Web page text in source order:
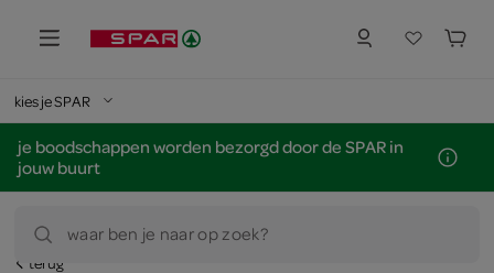
kies je SPAR
je boodschappen worden bezorgd door de SPAR in
jouw buurt
waar ben je naar op zoek?
terug